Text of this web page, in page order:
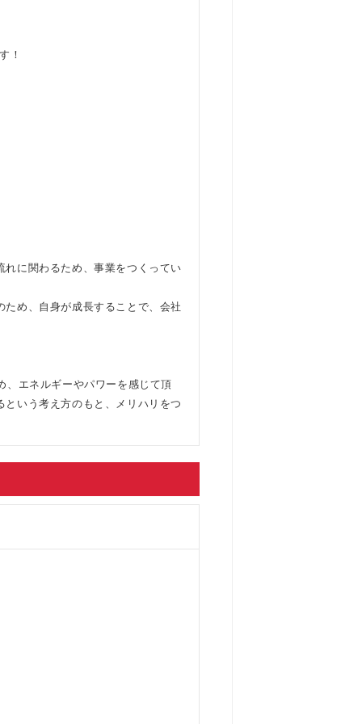
！
に関わるため、事業をつくってい
め、自身が成長することで、会社
、エネルギーやパワーを感じて頂
いう考え方のもと、メリハリをつ